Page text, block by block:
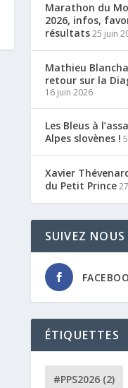
Marathon du
2026, infos,
résultats25 juin
Mathieu
retour sur la
16 juin 2026
Les Bleus à
Alpes slovènes !
Xavier
du Petit Prince
SUIVEZ NOUS
ÉTIQUETTES
#PPS2026(2)